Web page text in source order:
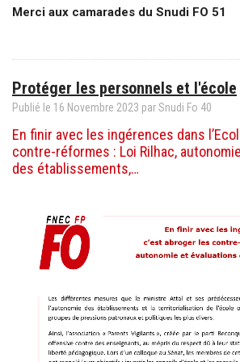
Merci aux camarades du Snudi FO 51
Protéger les personnels et l'école
Publié le 16 Novembre 2023 par Snudi Fo 40
En finir avec les ingérences dans
contre-réformes : Loi Rilhac,
des établissements,…